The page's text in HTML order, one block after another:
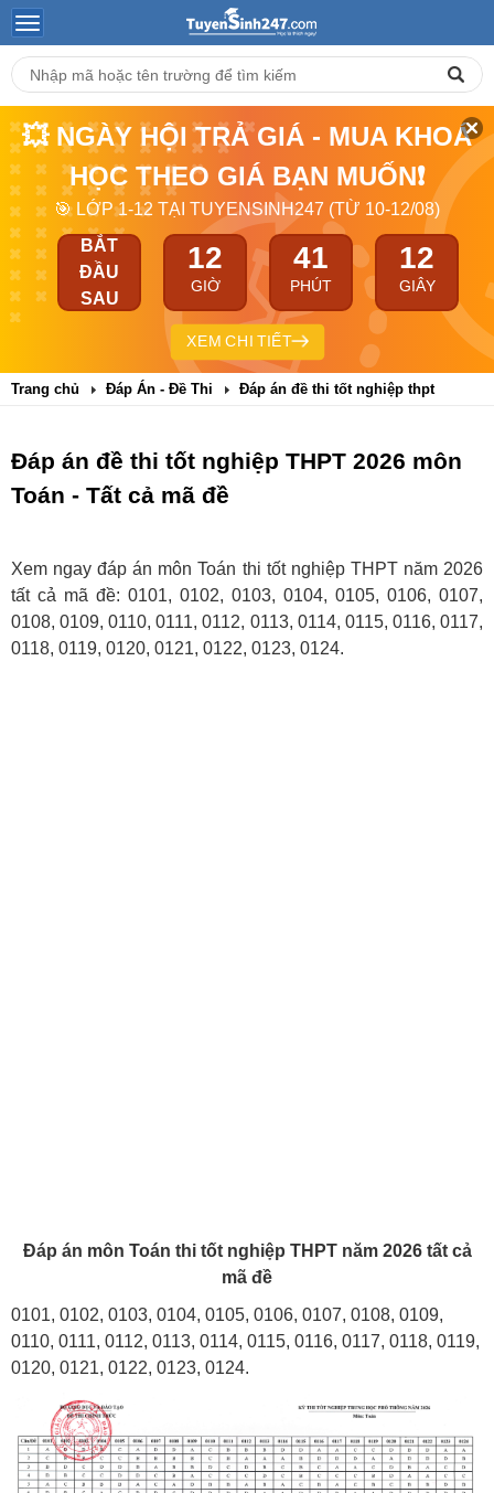
💥 NGÀY HỘI TRẢ GIÁ - MUA KHOÁ
HỌC THEO GIÁ BẠN MUỐN❗
🎯 LỚP 1-12 TẠI TUYENSINH247 (TỪ 10-12/08)
BẮT
ĐẦU
SAU
12
GIỜ
41
PHÚT
11
GIÂY
XEM CHI TIẾT
Trang chủ Đáp Án - Đề Thi Đáp án đề thi tốt nghiệp thpt
Đáp án đề thi tốt nghiệp THPT 2026 môn
Toán - Tất cả mã đề
Xem ngay đáp án môn Toán thi tốt nghiệp THPT năm 2026
tất cả mã đề: 0101, 0102, 0103, 0104, 0105, 0106, 0107,
0108, 0109, 0110, 0111, 0112, 0113, 0114, 0115, 0116, 0117,
0118, 0119, 0120, 0121, 0122, 0123, 0124.
Đáp án môn Toán thi tốt nghiệp THPT năm 2026 tất cả
mã đề
0101, 0102, 0103, 0104, 0105, 0106, 0107, 0108, 0109,
0110, 0111, 0112, 0113, 0114, 0115, 0116, 0117, 0118, 0119,
0120, 0121, 0122, 0123, 0124.